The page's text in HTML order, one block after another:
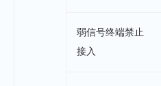
弱信号终端禁止
接入